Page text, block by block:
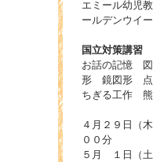
エミール幼児
ールデンウイ
国立対策講習
お話の記憶
形 鏡図形 点
ちぎる工作 熊
４月２９日（
００分
５月 １日（